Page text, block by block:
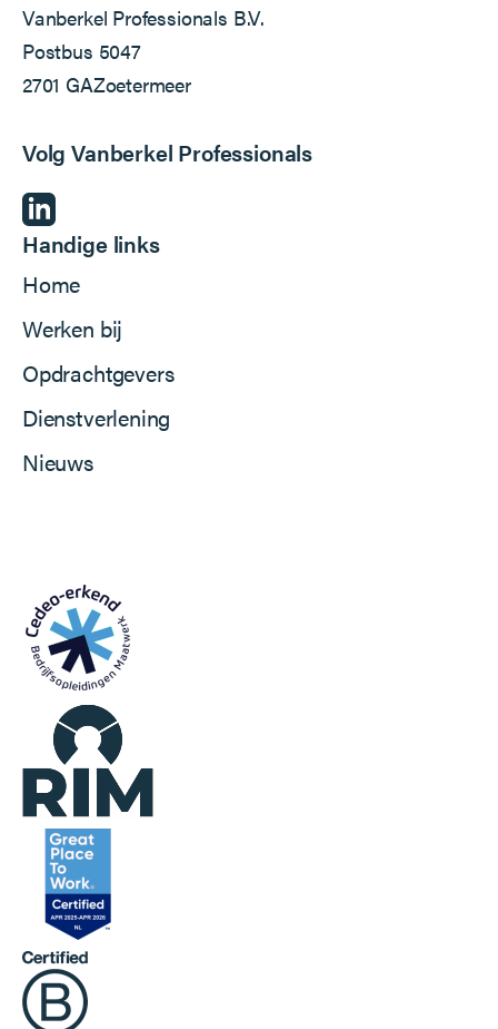
Vanberkel Professionals B.V.
Postbus 5047
2701 GAZoetermeer
Volg Vanberkel Professionals
Handige links
Home
Werken bij
Opdrachtgevers
Dienstverlening
Nieuws